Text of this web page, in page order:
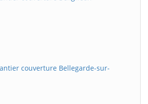
couverture Bellegarde-sur-